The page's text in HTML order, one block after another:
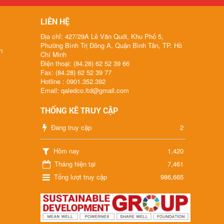
LIÊN HỆ
Địa chỉ: 427/29A Lê Văn Quới, Khu Phố 5,
Phường Bình Trị Đông A, Quận Bình Tân, TP. Hồ
Chí Minh
Điện thoại: (84.28) 62 52 39 66
Fax: (84.28) 62 52 39 77
Hotline : 0901.352.392
Email: qaledco.ltd@gmail.com
THỐNG KÊ TRUY CẬP
Đang truy cập 2
Hôm nay
1,420
Tháng hiện tại
7,461
Tổng lượt truy cập
986,665